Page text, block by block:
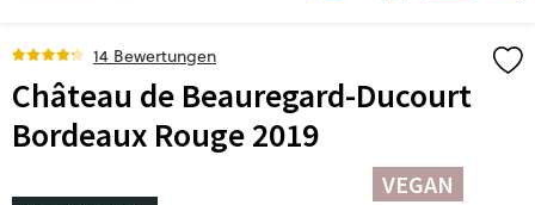
14 Bewertungen
Château de Beauregard-Ducourt
Bordeaux Rouge 2019
VEGAN